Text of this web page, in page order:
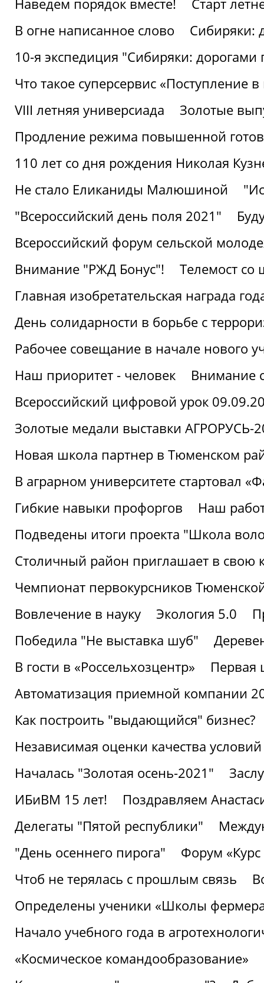
Наведем порядок вместе!
Старт
В огне написанное слово
Сибиряки:
10-я экспедиция "Сибиряки: дорогами
Что такое суперсервис «Поступление
VIII летняя универсиада
Золотые
Продление режима повышенной
110 лет со дня рождения Николая
Не стало Еликаниды Малюшиной
"Всероссийский день поля 2021"
Всероссийский форум сельской
Внимание "РЖД Бонус"!
Телемост
Главная изобретательская награда
День солидарности в борьбе с
Рабочее совещание в начале нового
Наш приоритет - человек
Внимание
Всероссийский цифровой урок
Золотые медали выставки АГРОРУСЬ-
Новая школа партнер в Тюменском
В аграрном университете стартовал
Гибкие навыки профоргов
Наш
Подведены итоги проекта "Школа
Столичный район приглашает в свою
Чемпионат первокурсников
Вовлечение в науку
Экология 5.0
Победила "Не выставка шуб"
В гости в «Россельхозцентр»
Первая
Автоматизация приемной компании
Как построить "выдающийся" бизнес?
Независимая оценки качества
Началась "Золотая осень-2021"
ИБиВМ 15 лет!
Поздравляем
Делегаты "Пятой республики"
"День осеннего пирога"
Форум «Курс
Чтоб не терялась с прошлым связь
Определены ученики «Школы
Начало учебного года в
«Космическое командообразование»